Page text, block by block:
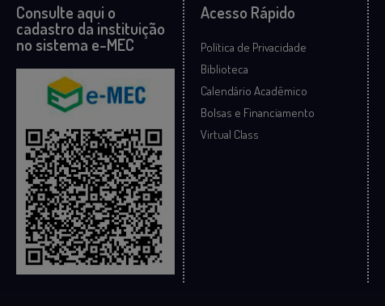
Consulte aqui o
cadastro da instituição
no sistema e-MEC
Acesso Rápido
Política de Privacidade
Biblioteca
Calendário Acadêmico
Bolsas e Financiamento
Virtual Class